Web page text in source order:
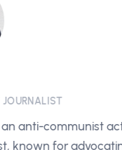
Vacková
OF THE EUROPEAN
Vacková is a